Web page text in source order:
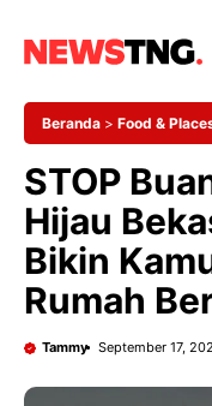
Beranda > Food &
STOP
Hijau
Bikin
Rumah
Tammy September 17,